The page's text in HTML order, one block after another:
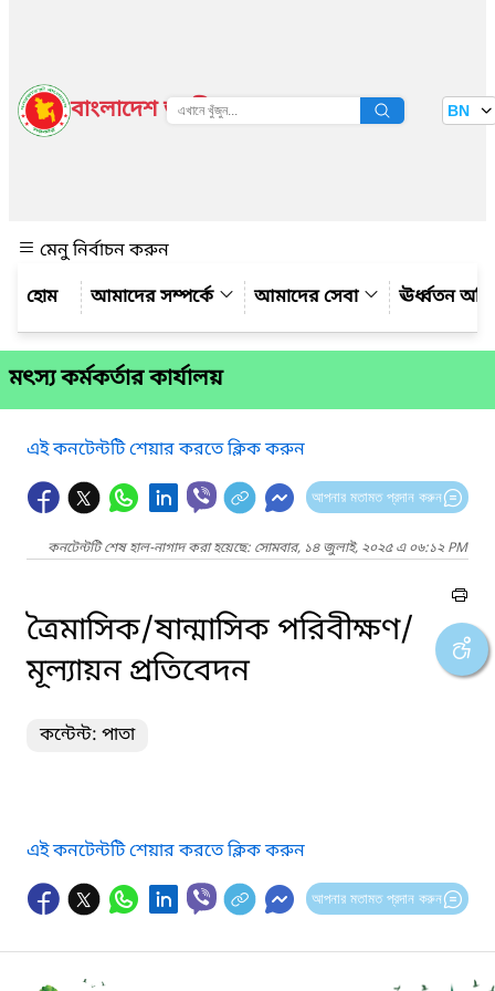
বাংলাদেশ জাতীয় তথ্য বাতায়ন BN
মেনু নির্বাচন করুন
আমাদের সম্পর্কে
আমাদের সেবা ঊর্ধ্বতন
মৎস্য কর্মকর্তার কার্যালয়
এই কনটেন্টটি শেয়ার করতে ক্লিক করুন
আপনার মতামত প্রদান করুন
কনটেন্টটি শেষ হাল-নাগাদ করা হয়েছে: সোমবার, ১৪ জুলাই, ২০২৫ এ ০৬:১২ PM
ত্রৈমাসিক/ষান্মাসিক পরিবীক্ষণ/
মূল্যায়ন প্রতিবেদন
কন্টেন্ট: পাতা
এই কনটেন্টটি শেয়ার করতে ক্লিক করুন
আপনার মতামত প্রদান করুন